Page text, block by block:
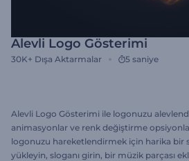
Alevli Logo Gösterimi
30K+ Dışa Aktarmalar 5 saniye
Alevli Logo Gösterimi ile logonuzu
animasyonlar ve renk değiştirme
logonuzu hareketlendirmek için harika bir
yükleyin, sloganı girin, bir müzik parçası